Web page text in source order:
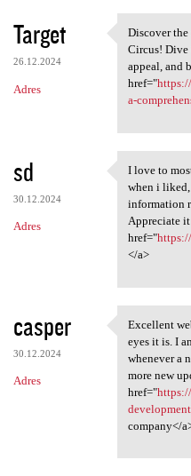
Target
26.12.2024
Adres
Discover
Discover
Circus!
appeal, and
href="
a-
sd
30.12.2024
Adres
I love to
I love to
when i
information
Appreciate
href="
</a>
casper
30.12.2024
Adres
Excellent
Excellent
eyes it is. I
whenever a
more new
href="
company</